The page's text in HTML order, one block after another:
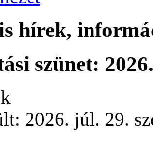
hírek,
szünet:
2026. júl. 29.